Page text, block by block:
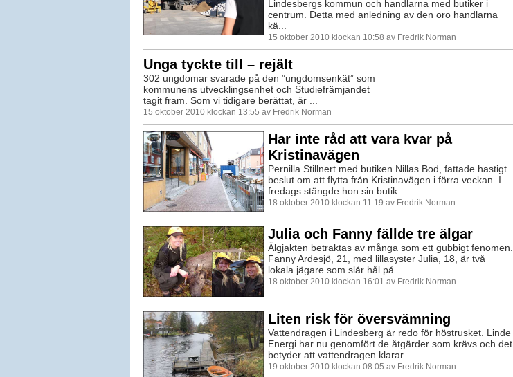
Lindesbergs kommun och handlarna med butiker i
centrum. Detta med anledning av den oro handlarna
kä...
15 oktober 2010 klockan 10:58 av Fredrik Norman
Unga tyckte till – rejält
302 ungdomar svarade på den ”ungdomsenkät” som
kommunens utvecklingsenhet och Studiefrämjandet
tagit fram. Som vi tidigare berättat, är ...
15 oktober 2010 klockan 13:55 av Fredrik Norman
Har inte råd att vara kvar på
Kristinavägen
Pernilla Stillnert med butiken Nillas Bod, fattade hastigt
beslut om att flytta från Kristinavägen i förra veckan. I
fredags stängde hon sin butik...
18 oktober 2010 klockan 11:19 av Fredrik Norman
Julia och Fanny fällde tre älgar
Älgjakten betraktas av många som ett gubbigt fenomen.
Fanny Ardesjö, 21, med lillasyster Julia, 18, är två
lokala jägare som slår hål på ...
18 oktober 2010 klockan 16:01 av Fredrik Norman
Liten risk för översvämning
Vattendragen i Lindesberg är redo för höstrusket. Linde
Energi har nu genomfört de åtgärder som krävs och det
betyder att vattendragen klarar ...
19 oktober 2010 klockan 08:05 av Fredrik Norman